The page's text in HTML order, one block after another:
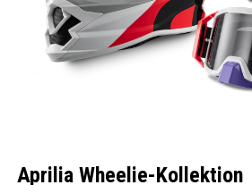
Aprilia Wheelie-Kollektion